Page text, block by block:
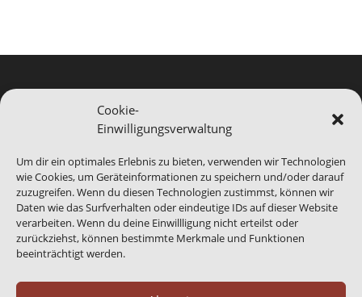
Cookie-
Einwilligungsverwaltung
Um dir ein optimales Erlebnis zu bieten, verwenden wir Technologien
wie Cookies, um Geräteinformationen zu speichern und/oder darauf
zuzugreifen. Wenn du diesen Technologien zustimmst, können wir
Daten wie das Surfverhalten oder eindeutige IDs auf dieser Website
verarbeiten. Wenn du deine Einwillligung nicht erteilst oder
zurückziehst, können bestimmte Merkmale und Funktionen
beeinträchtigt werden.
Bei Blomberg24.de handelt es sich um ein Service-
Produkt von Blomberg Medien. Wir sind bei der
Abbildung von Veranstaltungen auf die
Informationen Dritter angewiesen, gerade das
benannte Ende eines Events kann abweichen.Daher
sind generell alle Angaben ohne Gewähr.